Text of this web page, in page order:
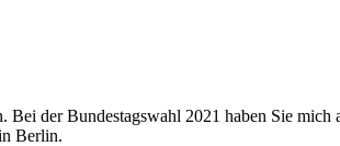
der Bundestagswahl 2021 haben Sie
Berlin.